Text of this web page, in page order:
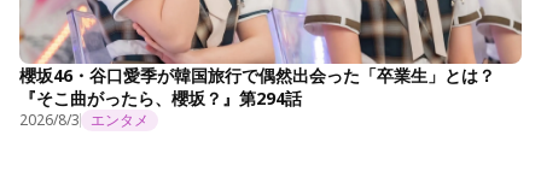
櫻坂46・谷口愛季が韓国旅行で偶然出会った「卒業生」とは？
『そこ曲がったら、櫻坂？』第294話
2026/8/3 エンタメ